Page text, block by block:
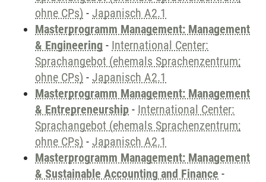
ohne CPs) - Japanisch A2.1
Masterprogramm Management: Management
& Engineering - International Center:
Sprachangebot (ehemals Sprachenzentrum;
ohne CPs) - Japanisch A2.1
Masterprogramm Management: Management
& Entrepreneurship - International Center:
Sprachangebot (ehemals Sprachenzentrum;
ohne CPs) - Japanisch A2.1
Masterprogramm Management: Management
& Sustainable Accounting and Finance -